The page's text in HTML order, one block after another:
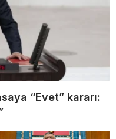
“Evet” kararı: